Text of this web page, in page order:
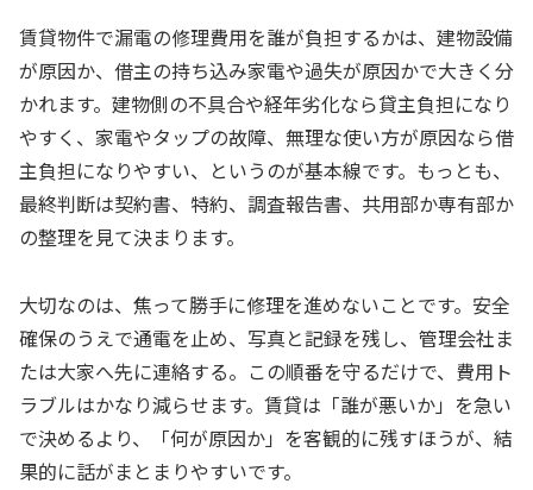
賃貸物件で漏電の修理費用を誰が負担するかは、建物設備
が原因か、借主の持ち込み家電や過失が原因かで大きく分
かれます。建物側の不具合や経年劣化なら貸主負担になり
やすく、家電やタップの故障、無理な使い方が原因なら借
主負担になりやすい、というのが基本線です。もっとも、
最終判断は契約書、特約、調査報告書、共用部か専有部か
の整理を見て決まります。
大切なのは、焦って勝手に修理を進めないことです。安全
確保のうえで通電を止め、写真と記録を残し、管理会社ま
たは大家へ先に連絡する。この順番を守るだけで、費用ト
ラブルはかなり減らせます。賃貸は「誰が悪いか」を急い
で決めるより、「何が原因か」を客観的に残すほうが、結
果的に話がまとまりやすいです。